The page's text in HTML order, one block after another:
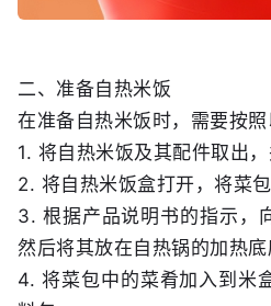
二、准备自热米饭
在准备自热米饭时，需要按照
1. 将自热米饭及其配件取出，
2. 将自热米饭盒打开，将菜
3. 根据产品说明书的指示，
然后将其放在自热锅的加热底
4. 将菜包中的菜肴加入到米